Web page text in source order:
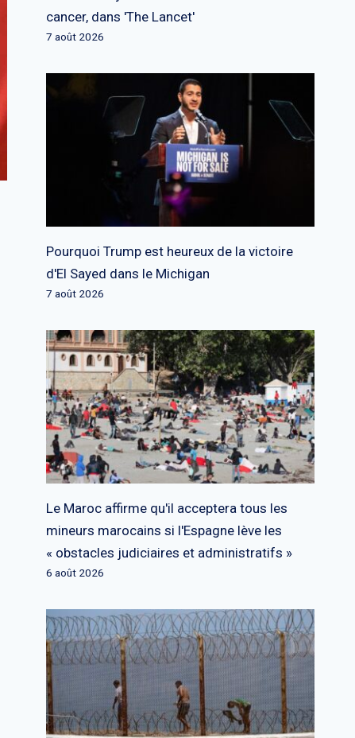
cancer, dans 'The Lancet'
7 août 2026
Pourquoi Trump est heureux de la victoire
d'El Sayed dans le Michigan
7 août 2026
Le Maroc affirme qu'il acceptera tous les
mineurs marocains si l'Espagne lève les
« obstacles judiciaires et administratifs »
6 août 2026